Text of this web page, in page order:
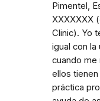
Pimentel,
XXXXXXX
Clinic). Yo
igual con la
cuando me
ellos
práctica